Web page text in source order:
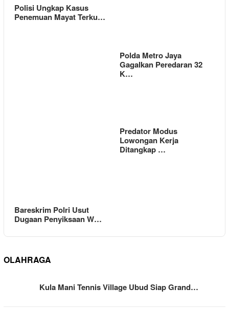
Polisi Ungkap Kasus
Penemuan Mayat Terku…
Polda Metro Jaya
Gagalkan Peredaran 32
K…
Bareskrim Polri Usut
Dugaan Penyiksaan W…
Predator Modus
Lowongan Kerja
Ditangkap …
OLAHRAGA
Kula Mani Tennis Village Ubud Siap Grand…